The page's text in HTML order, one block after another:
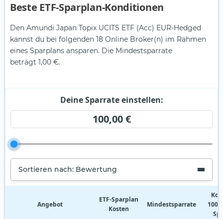
Beste ETF-Sparplan-Konditionen
Den Amundi Japan Topix UCITS ETF (Acc) EUR-Hedged
kannst du bei folgenden 18 Online Broker(n) im Rahmen
eines Sparplans ansparen. Die Mindestsparrate
beträgt 1,00 €.
Deine Sparrate einstellen:
100,00 €
Sortieren nach: Bewertung
Angebot
ETF‑Sparplan
Kosten
Mindestsparrate